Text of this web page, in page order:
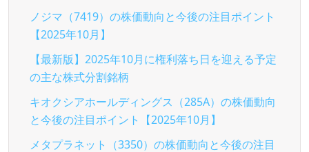
ノジマ（7419）の株価動向と今後の注目ポイント
【2025年10月】
【最新版】2025年10月に権利落ち日を迎える予定
の主な株式分割銘柄
キオクシアホールディングス（285A）の株価動向
と今後の注目ポイント【2025年10月】
メタプラネット（3350）の株価動向と今後の注目